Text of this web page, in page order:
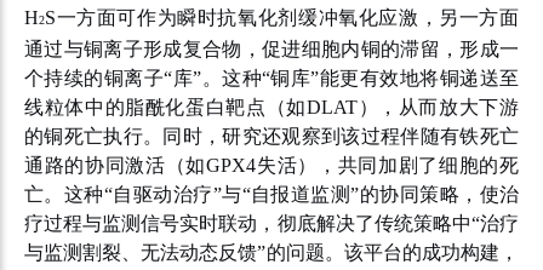
H2S一方面可作为瞬时抗氧化剂缓冲氧化应激，另一方面
通过与铜离子形成复合物，促进细胞内铜的滞留，形成一
个持续的铜离子“库”。这种“铜库”能更有效地将铜递送至
线粒体中的脂酰化蛋白靶点（如DLAT），从而放大下游
的铜死亡执行。同时，研究还观察到该过程伴随有铁死亡
通路的协同激活（如GPX4失活），共同加剧了细胞的死
亡。这种“自驱动治疗”与“自报道监测”的协同策略，使治
疗过程与监测信号实时联动，彻底解决了传统策略中“治疗
与监测割裂、无法动态反馈”的问题。该平台的成功构建，